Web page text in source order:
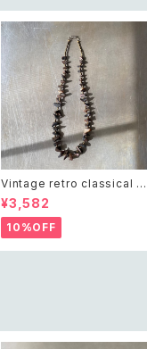
Vintage retro classical ro
ugh cut shell beads nec
klace レトロ ヴィンテージ ア
クセサリー クラシカル ラフカ
ット シェル ビーズ ネックレス
¥3,582
10%OFF